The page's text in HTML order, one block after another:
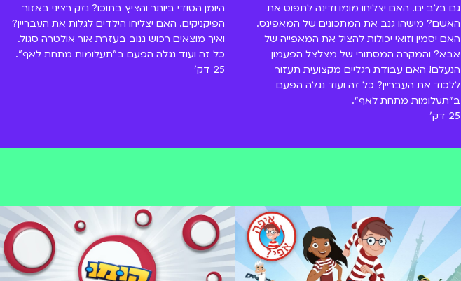
גם בלב ים. האם יצליחו מומו ודינה לתפוס את
האשם? מישהו גנב את המתכונים של המאפינס.
האם יסמין וזואי יכולות להציל את המאפייה של
אבא? והמקרה המסתורי של מצלצל הפעמון
הנעלם! האם עבודת רגליים מקצועית תעזור
ללכוד את העבריין? כל זה ועוד נגלה הפעם
ב"תעלומות מתחת לאף".
25 דק'
היומן הסודי ביותר והציץ בתוכו? נזק רציני באזור
הפיקניקים. האם יצליחו הילדים לגלות את העבריין?
ואיך מוצאים רכוש גנוב בעזרת אור אולטרה סגול.
כל זה ועוד נגלה הפעם ב"תעלומות מתחת לאף".
25 דק'